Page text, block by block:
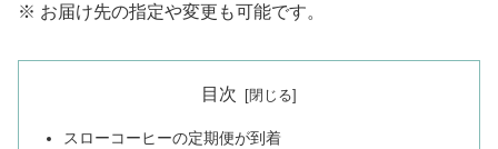
※ お届け先の指定や変更も可能です。
目次
スローコーヒーの定期便が到着